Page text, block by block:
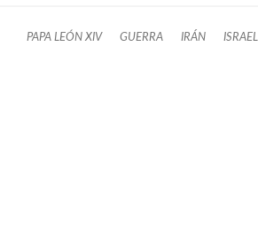
PAPA LEÓN XIV GUERRA IRÁN ISRAEL